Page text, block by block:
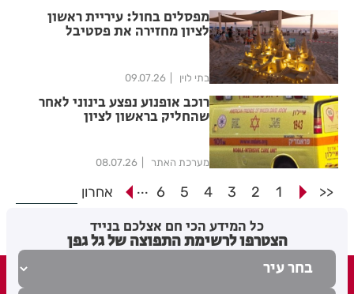
מפסלים בחול: עיריית ראשון
לציון מחזירה את פסטיבל
לציון
בתי לוין 09.07.26
רוכב אופנוע נפצע בינוני לאחר
שהחליק בראשון לציון
מערכת האתר 08.07.26
<<
1
2
3
4
5
6
... אחרון
כל המידע הכי חם אצלכם בנייד
הצטרפו לרשימת התפוצה של גל גפן